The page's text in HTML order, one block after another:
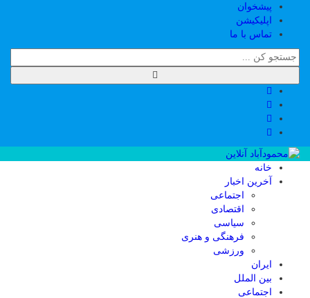
پیشخوان
اپلیکیشن
تماس با ما
خانه
آخرین اخبار
اجتماعی
اقتصادی
سیاسی
فرهنگی و هنری
ورزشی
ایران
بین الملل
اجتماعی